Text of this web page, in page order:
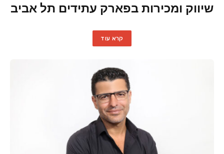
שיווק ומכירות בפארק עתידים תל אביב
קרא עוד